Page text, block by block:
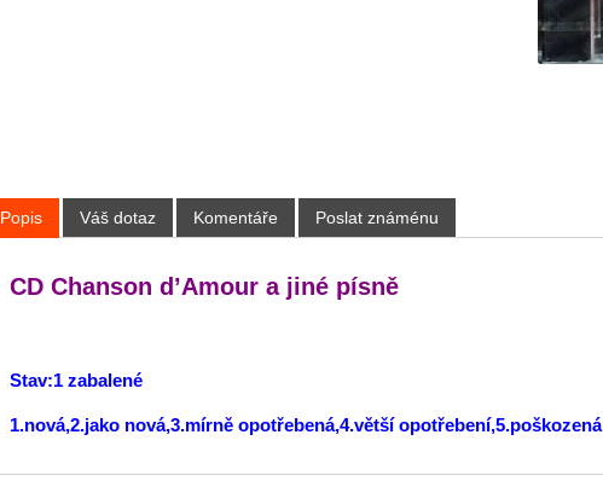
Popis Váš dotaz Komentáře Poslat známénu
CD Chanson d’Amour a jiné písně
Stav:1 zabalené
1.nová,2.jako nová,3.mírně opotřebená,4.větší opotřebení,5.poškozená